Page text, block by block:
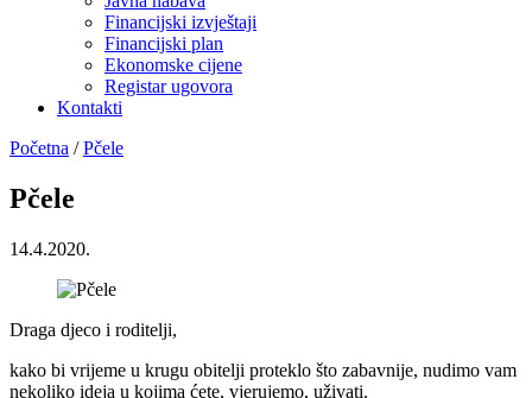
Financijski izvještaji
Financijski plan
Ekonomske cijene
Registar ugovora
Kontakti
Početna / Pčele
Pčele
14.4.2020.
Draga djeco i roditelji,
kako bi vrijeme u krugu obitelji proteklo što zabavnije, nudimo vam
nekoliko ideja u kojima ćete, vjerujemo, uživati.